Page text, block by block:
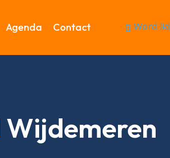
Agenda Contact Word lid
Wijdemeren